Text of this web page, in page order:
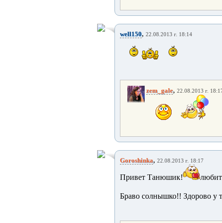
well150, 22.08.2013 г. 18:14
zem_gale, 22.08.2013 г.
Goroshinka, 22.08.2013 г. 18:17
Привет Танюшик!
Браво солнышко!! Здорово у